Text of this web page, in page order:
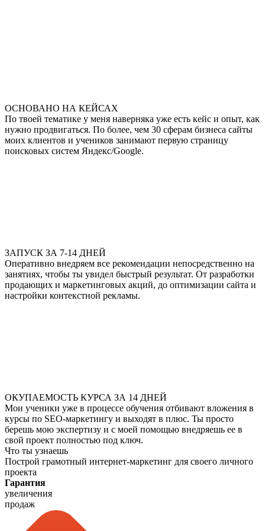
ОСНОВАНО НА КЕЙСАХ
По твоей тематике у меня наверняка уже есть кейс и опыт, как
нужно продвигаться. По более, чем 30 сферам бизнеса сайты
моих клиентов и учеников занимают первую страницу
поисковых систем Яндекс/Google.
ЗАПУСК ЗА 7-14 ДНЕЙ
Оперативно внедряем все рекомендации непосредственно на
занятиях, чтобы ты увидел быстрый результат. От разработки
продающих и маркетинговых акций, до оптимизации сайта и
настройки контекстной рекламы.
ОКУПАЕМОСТЬ КУРСА ЗА 14 ДНЕЙ
Мои ученики уже в процессе обучения отбивают вложения в
курсы по SEO-маркетингу и выходят в плюс. Ты просто
берешь мою экспертизу и с моей помощью внедряешь ее в
свой проект полностью под ключ.
Что ты узнаешь
Построй грамотный интернет-маркетинг для своего личного
проекта
Гарантия
увеличения
продаж